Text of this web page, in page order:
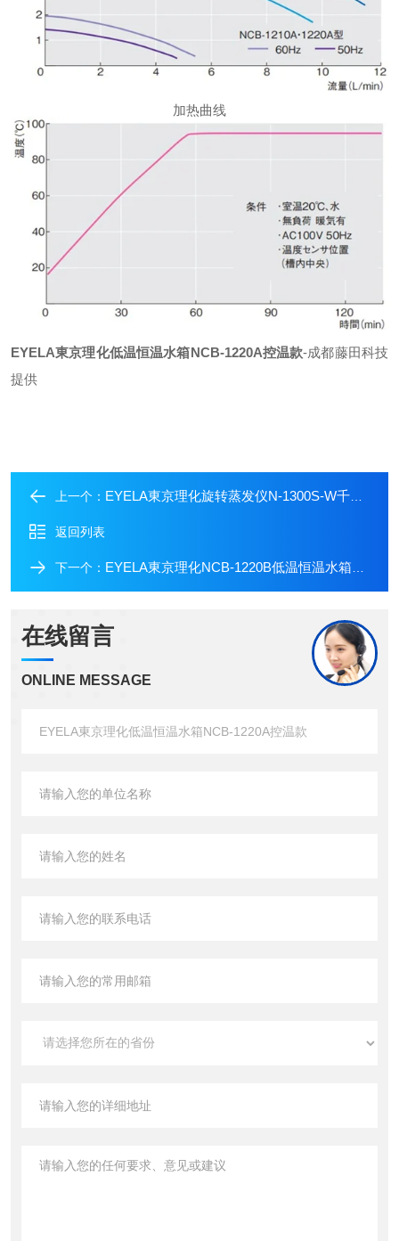
加热曲线
EYELA東京理化低温恒温水箱NCB-1220A控温款-成都藤田科技
提供
上一个： EYELA東京理化旋转蒸发仪N-1300S-W千斤顶式
返回列表
下一个： EYELA東京理化NCB-1220B低温恒温水箱覆盖广
在线留言
ONLINE MESSAGE